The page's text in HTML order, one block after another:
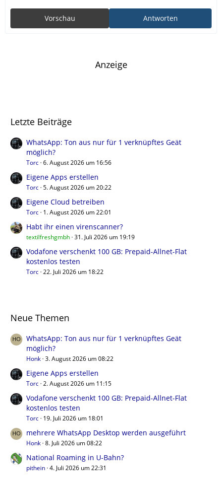
Antworten
Vorschau
Anzeige
Letzte Beiträge
WhatsApp: Ton aus nur für 1 verknüpftes Geät
möglich?
Torc 6. August 2026 um 16:56
Eigene Apps erstellen
Torc 5. August 2026 um 20:22
Eigene Cloud betreiben
Torc 1. August 2026 um 22:01
Habt ihr einen virenscanner?
textilfreshgmbh 31. Juli 2026 um 19:19
Vodafone verschenkt 100 GB: Prepaid-Allnet-Flat
kostenlos testen
Torc 22. Juli 2026 um 18:22
Neue Themen
WhatsApp: Ton aus nur für 1 verknüpftes Geät
möglich?
Honk 3. August 2026 um 08:22
Eigene Apps erstellen
Torc 2. August 2026 um 11:15
Vodafone verschenkt 100 GB: Prepaid-Allnet-Flat
kostenlos testen
Torc 19. Juli 2026 um 18:01
mehrere WhatsApp Desktop werden ausgeführt
Honk 8. Juli 2026 um 08:22
National Roaming in U-Bahn?
pithein 4. Juli 2026 um 22:31